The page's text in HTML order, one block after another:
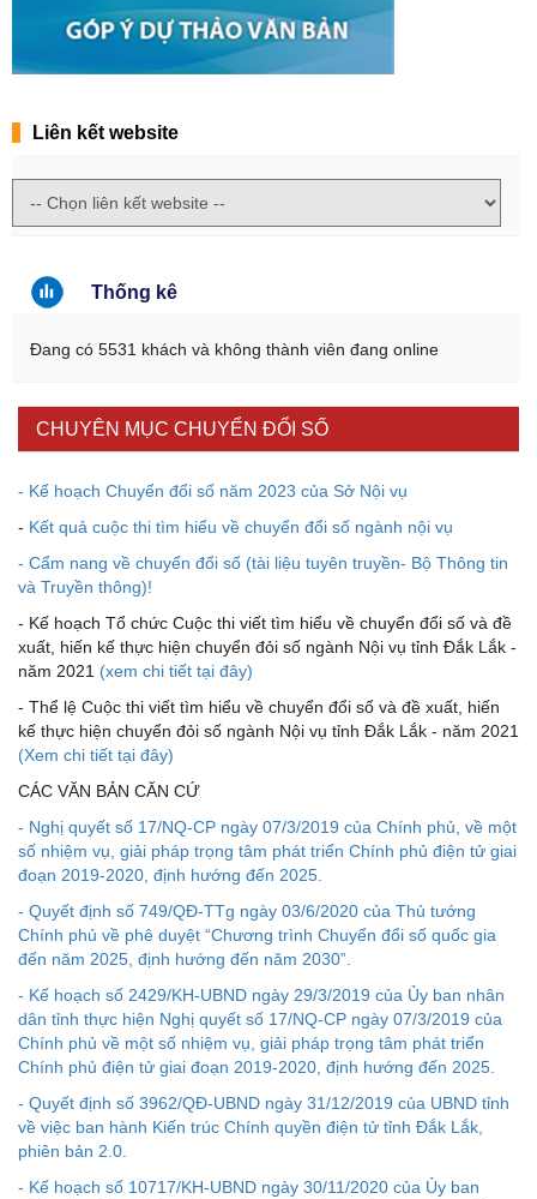
Liên kết website
Thống kê
Đang có 5531 khách và không thành viên đang online
CHUYÊN MỤC CHUYỂN ĐỔI SỐ
- Kế hoạch Chuyển đổi số năm 2023 của Sở Nội vụ
- Kết quả cuộc thi tìm hiểu về chuyển đổi số ngành nội vụ
- Cẩm nang về chuyển đổi số (tài liệu tuyên truyền- Bộ Thông tin
và Truyền thông)!
- Kế hoạch Tổ chức Cuộc thi viết tìm hiểu về chuyển đổi số và đề
xuất, hiến kế thực hiện chuyển đỏi số ngành Nội vụ tỉnh Đắk Lắk -
năm 2021 (xem chi tiết tại đây)
- Thể lệ Cuộc thi viết tìm hiểu về chuyển đổi số và đề xuất, hiến
kế thực hiện chuyển đỏi số ngành Nội vụ tỉnh Đắk Lắk - năm 2021
(Xem chi tiết tại đây)
CÁC VĂN BẢN CĂN CỨ
- Nghị quyết số 17/NQ-CP ngày 07/3/2019 của Chính phủ, về một
số nhiệm vụ, giải pháp trọng tâm phát triển Chính phủ điện tử giai
đoạn 2019-2020, định hướng đến 2025.
- Quyết định số 749/QĐ-TTg ngày 03/6/2020 của Thủ tướng
Chính phủ về phê duyệt “Chương trình Chuyển đổi số quốc gia
đến năm 2025, định hướng đến năm 2030”.
- Kế hoạch số 2429/KH-UBND ngày 29/3/2019 của Ủy ban nhân
dân tỉnh thực hiện Nghị quyết số 17/NQ-CP ngày 07/3/2019 của
Chính phủ về một số nhiệm vụ, giải pháp trọng tâm phát triển
Chính phủ điện tử giai đoạn 2019-2020, định hướng đến 2025.
- Quyết định số 3962/QĐ-UBND ngày 31/12/2019 của UBND tỉnh
về việc ban hành Kiến trúc Chính quyền điện tử tỉnh Đắk Lắk,
phiên bản 2.0.
- Kế hoạch số 10717/KH-UBND ngày 30/11/2020 của Ủy ban